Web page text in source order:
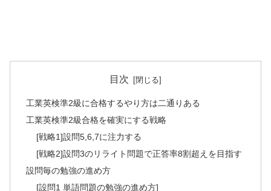
目次
工業英検準2級に合格するやり方は二通りある
工業英検準2級合格を確実にする戦略
[戦略1]設問5,6,7に注力する
[戦略2]設問3のリライト問題で正答率8割超えを目指す
設問毎の勉強の進め方
[設問1 単語問題の勉強の進め方]